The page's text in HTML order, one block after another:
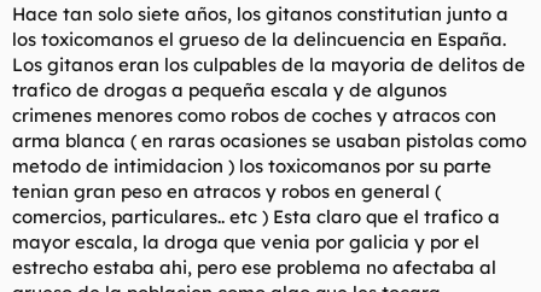
Hace tan solo siete años, los gitanos constitutian junto a
los toxicomanos el grueso de la delincuencia en España.
Los gitanos eran los culpables de la mayoria de delitos de
trafico de drogas a pequeña escala y de algunos
crimenes menores como robos de coches y atracos con
arma blanca ( en raras ocasiones se usaban pistolas como
metodo de intimidacion ) los toxicomanos por su parte
tenian gran peso en atracos y robos en general (
comercios, particulares.. etc ) Esta claro que el trafico a
mayor escala, la droga que venia por galicia y por el
estrecho estaba ahi, pero ese problema no afectaba al